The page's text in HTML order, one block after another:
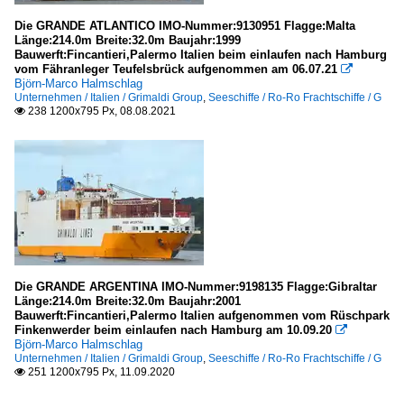
Die GRANDE ATLANTICO IMO-Nummer:9130951 Flagge:Malta
Länge:214.0m Breite:32.0m Baujahr:1999
Bauwerft:Fincantieri,Palermo Italien beim einlaufen nach Hamburg
vom Fähranleger Teufelsbrück aufgenommen am 06.07.21 
Björn-Marco Halmschlag
Unternehmen / Italien / Grimaldi Group, Seeschiffe / Ro-Ro Frachtschiffe / G
 238 1200x795 Px, 08.08.2021
Die GRANDE ARGENTINA IMO-Nummer:9198135 Flagge:Gibraltar
Länge:214.0m Breite:32.0m Baujahr:2001
Bauwerft:Fincantieri,Palermo Italien aufgenommen vom Rüschpark
Finkenwerder beim einlaufen nach Hamburg am 10.09.20 
Björn-Marco Halmschlag
Unternehmen / Italien / Grimaldi Group, Seeschiffe / Ro-Ro Frachtschiffe / G
 251 1200x795 Px, 11.09.2020